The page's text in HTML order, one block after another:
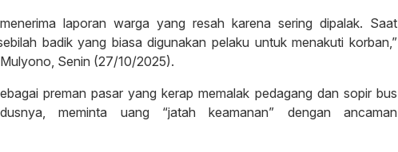
laporan warga yang resah karena sering dipalak. Saat
badik yang biasa digunakan pelaku untuk menakuti korban,”
Senin (27/10/2025).
preman pasar yang kerap memalak pedagang dan sopir bus
meminta uang “jatah keamanan” dengan ancaman